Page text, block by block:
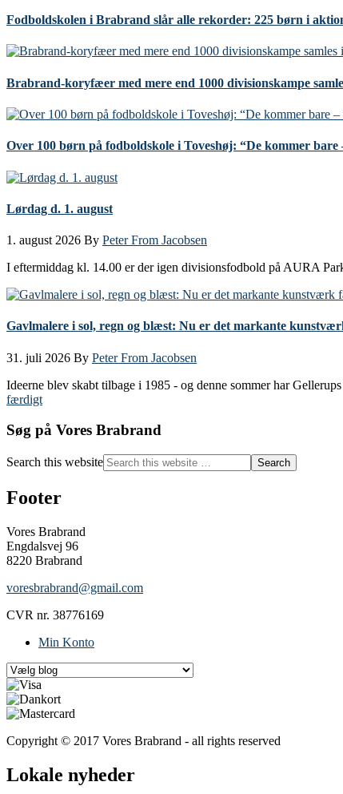
Fodboldskolen i Brabrand slår alle rekorder: 225 børn i
Brabrand-koryfæer med mere end 1000 divisionskampe
Over 100 børn på fodboldskole i Toveshøj: “De kommer bare
Lørdag d. 1. august
1. august 2026 By Peter From Jacobsen
I eftermiddag kl. 14.00 er der igen divisionsfodbold på AURA
Gavlmalere i sol, regn og blæst: Nu er det markante
31. juli 2026 By Peter From Jacobsen
Ideerne blev skabt tilbage i 1985 - og denne sommer har
færdigt
Søg på Vores Brabrand
Search this website
Footer
Vores Brabrand
Engdalsvej 96
8220 Brabrand
voresbrabrand@gmail.com
CVR nr. 38776169
Min Konto
Copyright © 2017 Vores Brabrand - all rights reserved
Lokale nyheder